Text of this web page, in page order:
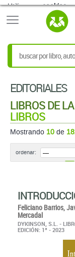
EDITORIALES
LIBROS DE
LIBROS
10
1
Feliciano Barrios,
Mercadal
DYKINSON, S.L. -
EDICIÓN: 1ª - 2023